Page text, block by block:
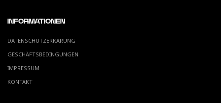
INFORMATIONEN
DATENSCHUTZERKÄRUNG
GESCHÄFTSBEDINGUNGEN
IMPRESSUM
KONTAKT